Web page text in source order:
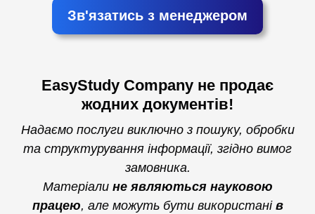
Зв'язатись з менеджером
EasyStudy Company не продає
жодних документів!
Надаємо послуги виключно з пошуку, обробки
та структурування інформації, згідно вимог
замовника.
Матеріали не являються науковою
працею, але можуть бути використані в